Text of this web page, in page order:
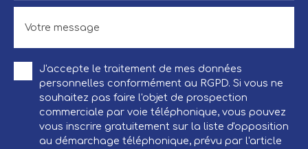
Votre message
J'accepte le traitement de mes données
personnelles conformément au RGPD. Si vous ne
souhaitez pas faire l'objet de prospection
commerciale par voie téléphonique, vous pouvez
vous inscrire gratuitement sur la liste d'opposition
au démarchage téléphonique, prévu par l'article